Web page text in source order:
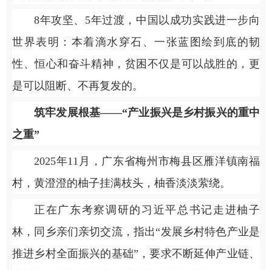
8年攻坚、5年过渡，中国以成功实践进一步向
世界表明：本着滴水穿石、一张蓝图绘到底的韧
性、恒心和奋斗精神，贫困不仅是可以战胜的，更
是可以阻断、不再复发的。
筑牢发展根基——“产业振兴是乡村振兴的重中
之重”
2025年11月，广东省梅州市梅县区雁洋镇南福
村，黄澄澄的柚子挂满枝头，柚香淡淡萦绕。
正在广东考察调研的习近平总书记走进柚子
林，同乡亲们亲切交流，指出“发展乡村特色产业是
推进乡村全面振兴的基础”，要求不断延伸产业链、